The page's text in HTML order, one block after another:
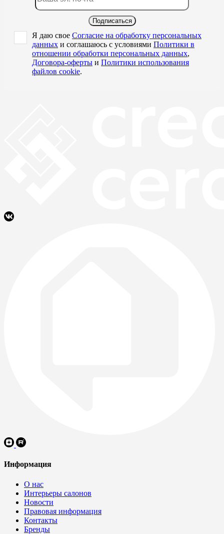
Подписаться
Я даю свое Согласие на обработку персональных
данных и соглашаюсь с условиями Политики в
отношении обработки персональных данных,
Договора-оферты и Политики использования
файлов cookie.
Информация
О нас
Интерьеры салонов
Новости
Правовая информация
Контакты
Бренды